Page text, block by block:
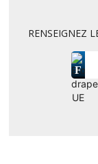
RENSEIGNEZ
F